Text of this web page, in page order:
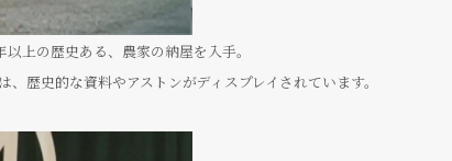
上の歴史ある、農家の納屋を入手。
歴史的な資料やアストンがディスプレイされています。